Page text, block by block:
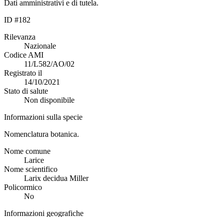
Dati amministrativi e di tutela.
ID #182
Rilevanza
Nazionale
Codice AMI
11/L582/AO/02
Registrato il
14/10/2021
Stato di salute
Non disponibile
Informazioni sulla specie
Nomenclatura botanica.
Nome comune
Larice
Nome scientifico
Larix decidua Miller
Policormico
No
Informazioni geografiche